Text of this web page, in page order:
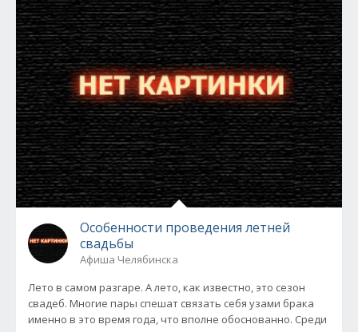
Особенности проведения летней
свадьбы
Афиша Челябинска
Лето в самом разгаре. А лето, как известно, это сезон
свадеб. Многие пары спешат связать себя узами брака
именно в это время года, что вполне обоснованно. Среди